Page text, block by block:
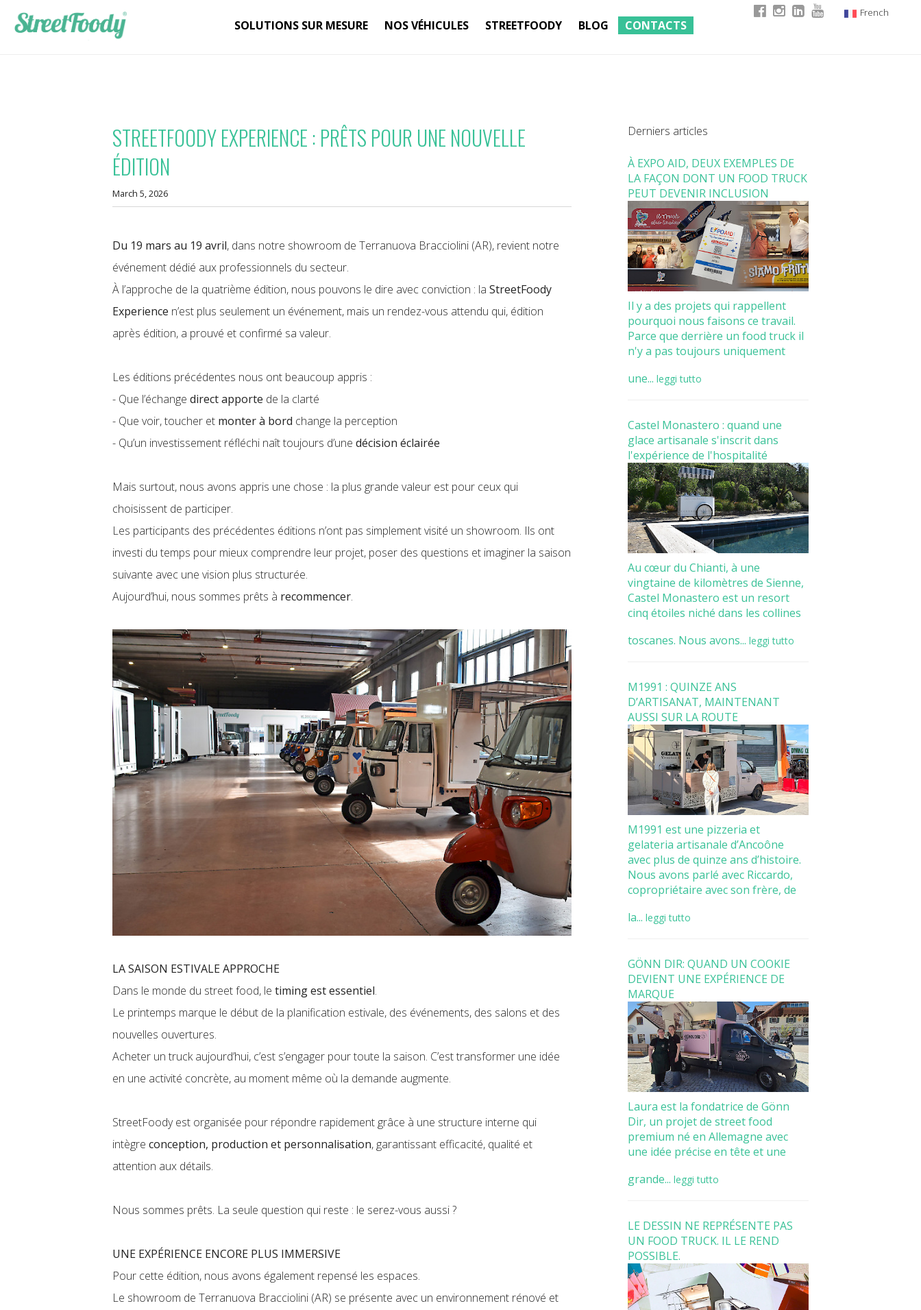
French
SOLUTIONS SUR MESURE NOS VÉHICULES STREETFOODY BLOG CONTACTS
STREETFOODY EXPERIENCE : PRÊTS POUR UNE NOUVELLE
ÉDITION
March 5, 2026
Du 19 mars au 19 avril, dans notre showroom de Terranuova Bracciolini (AR), revient notre
événement dédié aux professionnels du secteur.
À l’approche de la quatrième édition, nous pouvons le dire avec conviction : laStreetFoody
Experience n’est plus seulement un événement, mais un rendez-vous attendu qui, édition
après édition, a prouvé et confirmé sa valeur.
Les éditions précédentes nous ont beaucoup appris :
- Que l’échangedirect apporte de la clarté
- Que voir, toucher et monter à bord change la perception
- Qu’un investissement réfléchi naît toujours d’unedécision éclairée
Mais surtout, nous avons appris une chose : la plus grande valeur est pour ceux qui
choisissent de participer.
Les participants des précédentes éditions n’ont pas simplement visité un showroom. Ils ont
investi du temps pour mieux comprendre leur projet, poser des questions et imaginer la saison
suivante avec une vision plus structurée.
Aujourd’hui, nous sommes prêts à recommencer.
LA SAISON ESTIVALE APPROCHE
Dans le monde du street food, letiming est essentiel.
Le printemps marque le début de la planification estivale, des événements, des salons et des
nouvelles ouvertures.
Acheter un truck aujourd’hui, c’est s’engager pour toute la saison. C’est transformer une idée
en une activité concrète, au moment même où la demande augmente.
StreetFoody est organisée pour répondre rapidement grâce à une structure interne qui
intègreconception, production et personnalisation, garantissant efficacité, qualité et
attention aux détails.
Nous sommes prêts. La seule question qui reste : le serez-vous aussi ?
UNE EXPÉRIENCE ENCORE PLUS IMMERSIVE
Pour cette édition, nous avons également repensé les espaces.
Le showroom de Terranuova Bracciolini (AR) se présente avec un environnement rénové et
Derniers articles
À EXPO AID, DEUX EXEMPLES DE
LA FAÇON DONT UN FOOD TRUCK
PEUT DEVENIR INCLUSION
Il y a des projets qui rappellent
pourquoi nous faisons ce travail.
Parce que derrière un food truck il
n'y a pas toujours uniquement
une... leggi tutto
Castel Monastero : quand une
glace artisanale s'inscrit dans
l'expérience de l'hospitalité
Au cœur du Chianti, à une
vingtaine de kilomètres de Sienne,
Castel Monastero est un resort
cinq étoiles niché dans les collines
toscanes. Nous avons... leggi tutto
M1991 : QUINZE ANS
D’ARTISANAT, MAINTENANT
AUSSI SUR LA ROUTE
M1991 est une pizzeria et
gelateria artisanale d’Ancoône
avec plus de quinze ans d’histoire.
Nous avons parlé avec Riccardo,
copropriétaire avec son frère, de
la... leggi tutto
GÖNN DIR: QUAND UN COOKIE
DEVIENT UNE EXPÉRIENCE DE
MARQUE
Laura est la fondatrice de Gönn
Dir, un projet de street food
premium né en Allemagne avec
une idée précise en tête et une
grande... leggi tutto
LE DESSIN NE REPRÉSENTE PAS
UN FOOD TRUCK. IL LE REND
POSSIBLE.